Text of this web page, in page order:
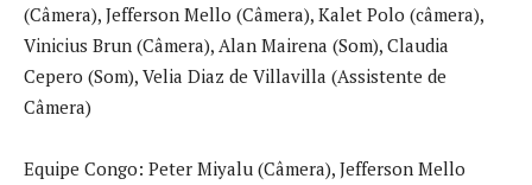
(Câmera), Jefferson Mello (Câmera), Kalet Polo (câmera),
Vinicius Brun (Câmera), Alan Mairena (Som), Claudia
Cepero (Som), Velia Diaz de Villavilla (Assistente de
Câmera)
Equipe Congo: Peter Miyalu (Câmera), Jefferson Mello